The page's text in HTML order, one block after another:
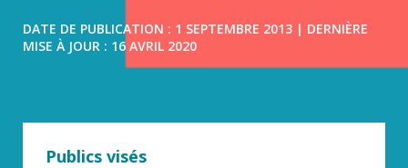
DATE DE PUBLICATION : 1 SEPTEMBRE 2013 | DERNIÈRE
MISE À JOUR : 16 AVRIL 2020
Publics visés